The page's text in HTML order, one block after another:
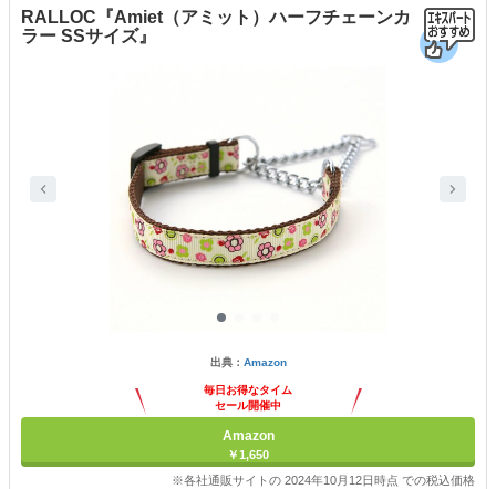
RALLOC『Amiet（アミット）ハーフチェーンカ
ラー SSサイズ』
出典： Amazon
毎日お得なタイム
セール開催中
Amazon
￥1,650
※各社通販サイトの 2024年10月12日時点 での税込価格